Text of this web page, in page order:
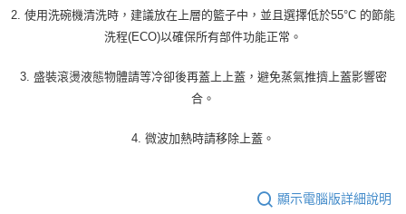
2. 使用洗碗機清洗時，建議放在上層的籃子中，並且選擇低於55°C 的節能
洗程(ECO)以確保所有部件功能正常。
3. 盛裝滾燙液態物體請等冷卻後再蓋上上蓋，避免蒸氣推擠上蓋影響密
合。
4. 微波加熱時請移除上蓋。
顯示電腦版詳細說明